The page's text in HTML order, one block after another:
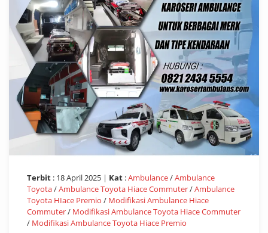
Terbit : 18 April 2025 | Kat :Ambulance/Ambulance
Toyota/Ambulance Toyota Hiace Commuter/Ambulance
Toyota HIace Premio / Modifikasi Ambulance Hiace
Commuter/ Modifikasi Ambulance Toyota Hiace Commuter
/ Modifikasi Ambulance Toyota Hiace Premio